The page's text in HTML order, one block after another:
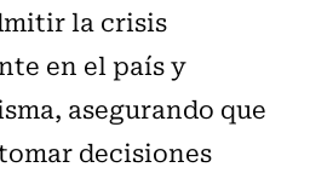
la crisis
en el país y
asegurando que
decisiones